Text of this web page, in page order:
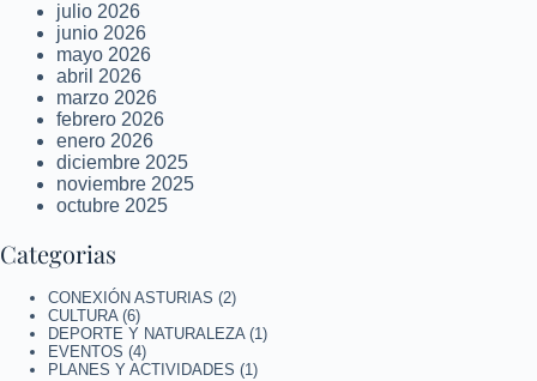
julio 2026
junio 2026
mayo 2026
abril 2026
marzo 2026
febrero 2026
enero 2026
diciembre 2025
noviembre 2025
octubre 2025
Categorias
CONEXIÓN ASTURIAS (2)
CULTURA(6)
DEPORTE Y NATURALEZA(1)
EVENTOS (4)
PLANES Y ACTIVIDADES (1)